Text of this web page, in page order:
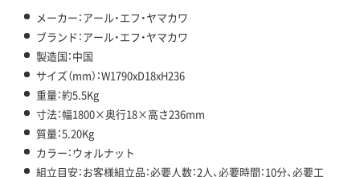
メーカー：アール・エフ・ヤマカワ
ブランド：アール・エフ・ヤマカワ
製造国：中国
サイズ（mm）：W1790xD18xH236
重量：約5.5Kg
寸法：幅1800×奥行18×高さ236mm
質量：5.20Kg
カラー：ウォルナット
組立目安：お客様組立品：必要人数：2人、必要時間：10分、必要工